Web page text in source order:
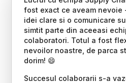
fost exact ce aveam nevoie
idei clare si o comunicare
simtit parte din aceeasi
colaboratori. Totul a fost
nevoilor noastre, de parca
dorim! 😄
Succesul colaborarii s-a